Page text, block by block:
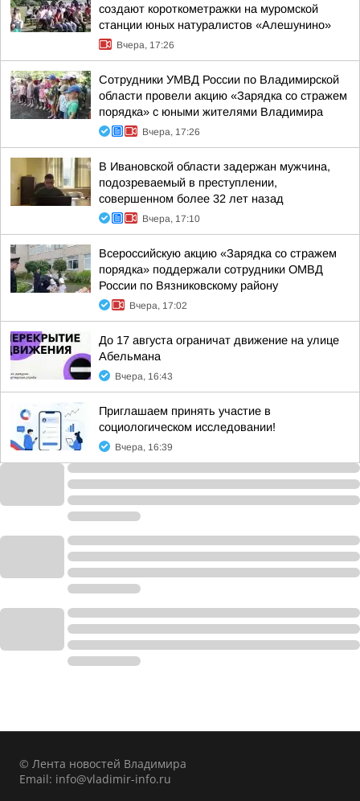
создают короткометражки на муромской
станции юных натуралистов «Алешунино»
Вчера, 17:26
Сотрудники УМВД России по Владимирской
области провели акцию «Зарядка со стражем
порядка» с юными жителями Владимира
Вчера, 17:26
В Ивановской области задержан мужчина,
подозреваемый в преступлении,
совершенном более 32 лет назад
Вчера, 17:10
Всероссийскую акцию «Зарядка со стражем
порядка» поддержали сотрудники ОМВД
России по Вязниковскому району
Вчера, 17:02
До 17 августа ограничат движение на улице
Абельмана
Вчера, 16:43
Приглашаем принять участие в
социологическом исследовании!
Вчера, 16:39
© Лента новостей Владимира
Email: info@vladimir-info.ru